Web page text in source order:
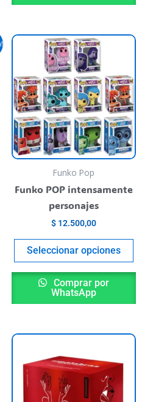
Funko Pop
Funko POP intensamente
personajes
$ 12.500,00
Seleccionar opciones
Comprar por
WhatsApp